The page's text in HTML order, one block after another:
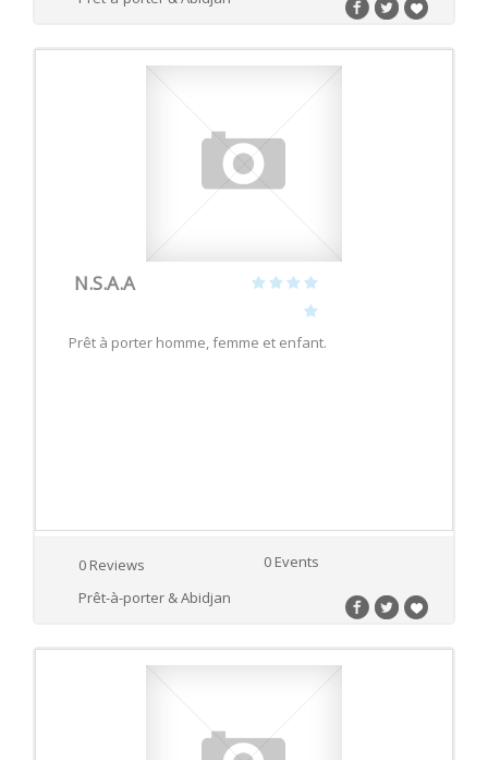
N.S.A.A
Prêt à porter homme, femme et enfant.
0 Reviews
0 Events
Prêt-à-porter & Abidjan